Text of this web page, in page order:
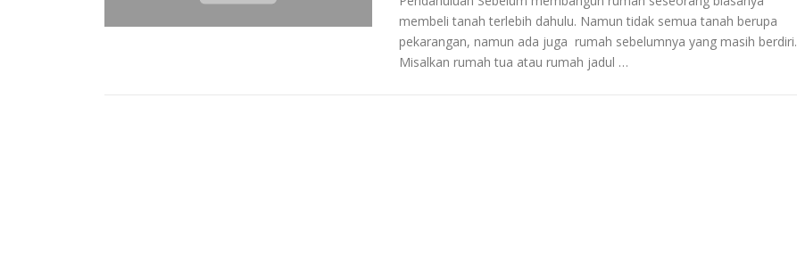
membeli tanah terlebih dahulu. Namun tidak semua tanah berupa
pekarangan, namun ada juga rumah sebelumnya yang masih berdiri.
Misalkan rumah tua atau rumah jadul …